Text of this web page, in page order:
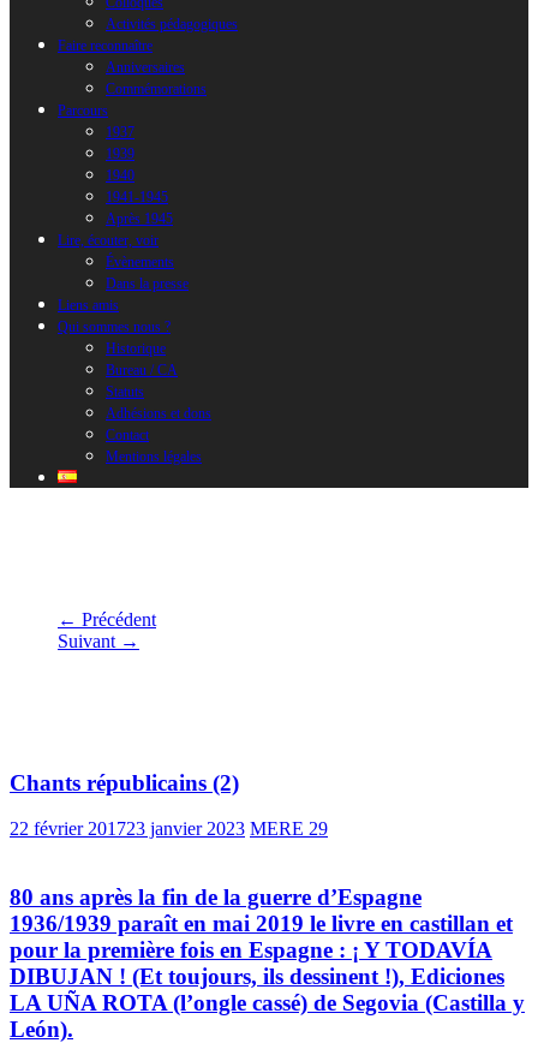
Activités pédagogiques
Faire reconnaître
Anniversaires
Commémorations
Parcours
1937
1939
1940
1941-1945
Après 1945
Lire, écouter, voir
Évènements
Dans la presse
Liens amis
Qui sommes nous ?
Historique
Bureau / CA
Statuts
Adhésions et dons
Contact
Mentions légales
← Précédent
Suivant →
Chants républicains (2)
22 février 201723 janvier 2023 MERE 29
80 ans après la fin de la guerre d’Espagne
1936/1939 paraît en mai 2019 le livre en castillan et
pour la première fois en Espagne : ¡ Y TODAVÍA
DIBUJAN ! (Et toujours, ils dessinent !), Ediciones
LA UÑA ROTA (l’ongle cassé) de Segovia (Castilla y
León).